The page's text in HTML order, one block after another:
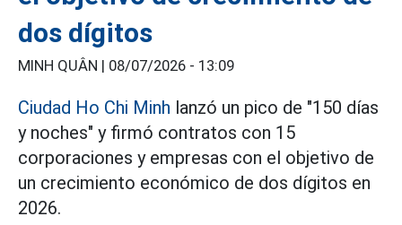
dos dígitos
MINH QUÂN | 08/07/2026 - 13:09
Ciudad Ho Chi Minh lanzó un pico de "150 días
y noches" y firmó contratos con 15
corporaciones y empresas con el objetivo de
un crecimiento económico de dos dígitos en
2026.